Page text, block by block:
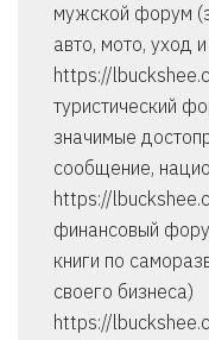
мужской форум
авто, мото, уход
https://
туристический
значимые
сообщение,
https://
финансовый
книги по
своего бизнеса)
https://